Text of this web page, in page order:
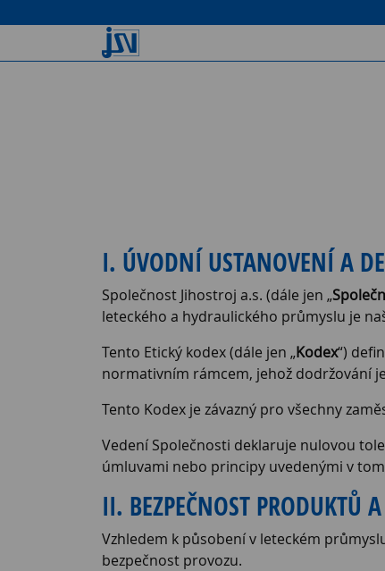
I. ÚVODNÍ USTANOVENÍ A
Společnost Jihostroj a.s. (dále jen „
leteckého a hydraulického průmyslu je
Tento Etický kodex (dále jen „Kodex“)
normativním rámcem, jehož dodržování
Tento Kodex je závazný pro všechny
Vedení Společnosti deklaruje nulovou
úmluvami nebo principy uvedenými v
II. BEZPEČNOST PRODUKTŮ
Vzhledem k působení v leteckém
bezpečnost provozu.